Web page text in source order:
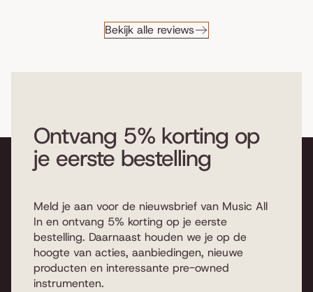
Bekijk alle reviews
Ontvang 5% korting op
je eerste bestelling
Meld je aan voor de nieuwsbrief van Music All
In en ontvang 5% korting op je eerste
bestelling. Daarnaast houden we je op de
hoogte van acties, aanbiedingen, nieuwe
producten en interessante pre-owned
instrumenten.